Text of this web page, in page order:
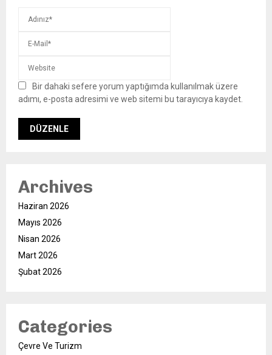
Bir dahaki sefere yorum yaptığımda kullanılmak üzere
adımı, e-posta adresimi ve web sitemi bu tarayıcıya kaydet.
Archives
Haziran 2026
Mayıs 2026
Nisan 2026
Mart 2026
Şubat 2026
Categories
Çevre Ve Turizm